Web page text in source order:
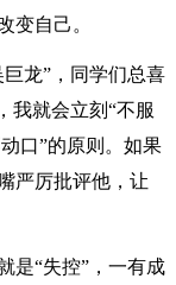
变自己。
龙”，同学们总喜
我就会立刻“不服
口”的原则。如果
严厉批评他，让
是“失控”，一有成